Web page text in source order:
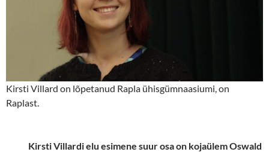
Kirsti Villard on lõpetanud Rapla ühisgümnaasiumi, on
Raplast.
Kirsti Villardi elu esimene suur osa on kojaülem Oswald